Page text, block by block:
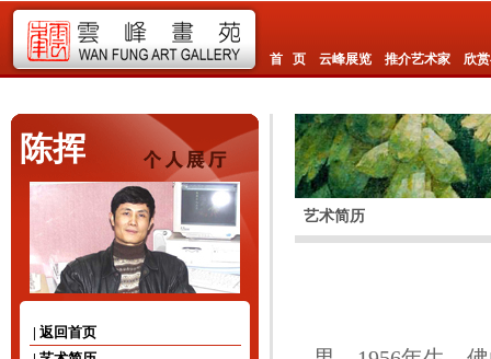
首 页 云峰展览 推介艺术家 欣
陈挥
| 返回首页
艺术简历